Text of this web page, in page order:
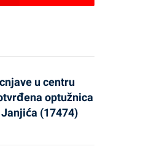
u centru
optužnica
Janjića (17474)